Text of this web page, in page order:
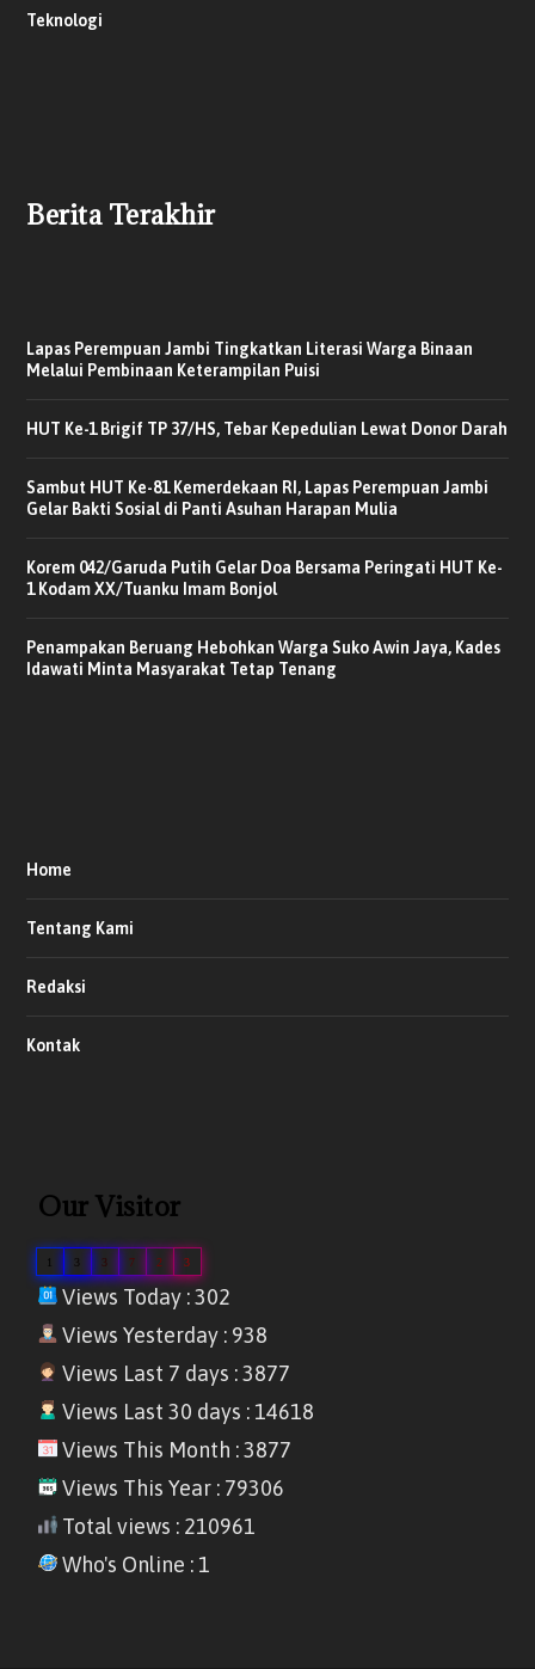
Teknologi
Berita Terakhir
Lapas Perempuan Jambi Tingkatkan Literasi Warga Binaan
Melalui Pembinaan Keterampilan Puisi
HUT Ke-1 Brigif TP 37/HS, Tebar Kepedulian Lewat Donor Darah
Sambut HUT Ke-81 Kemerdekaan RI, Lapas Perempuan Jambi
Gelar Bakti Sosial di Panti Asuhan Harapan Mulia
Korem 042/Garuda Putih Gelar Doa Bersama Peringati HUT Ke-
1 Kodam XX/Tuanku Imam Bonjol
Penampakan Beruang Hebohkan Warga Suko Awin Jaya, Kades
Idawati Minta Masyarakat Tetap Tenang
Home
Tentang Kami
Redaksi
Kontak
Our Visitor
1 3 3 7 2 3
Views Today : 302
Views Yesterday : 938
Views Last 7 days : 3877
Views Last 30 days : 14618
Views This Month : 3877
Views This Year : 79306
Total views : 210961
Who's Online : 1